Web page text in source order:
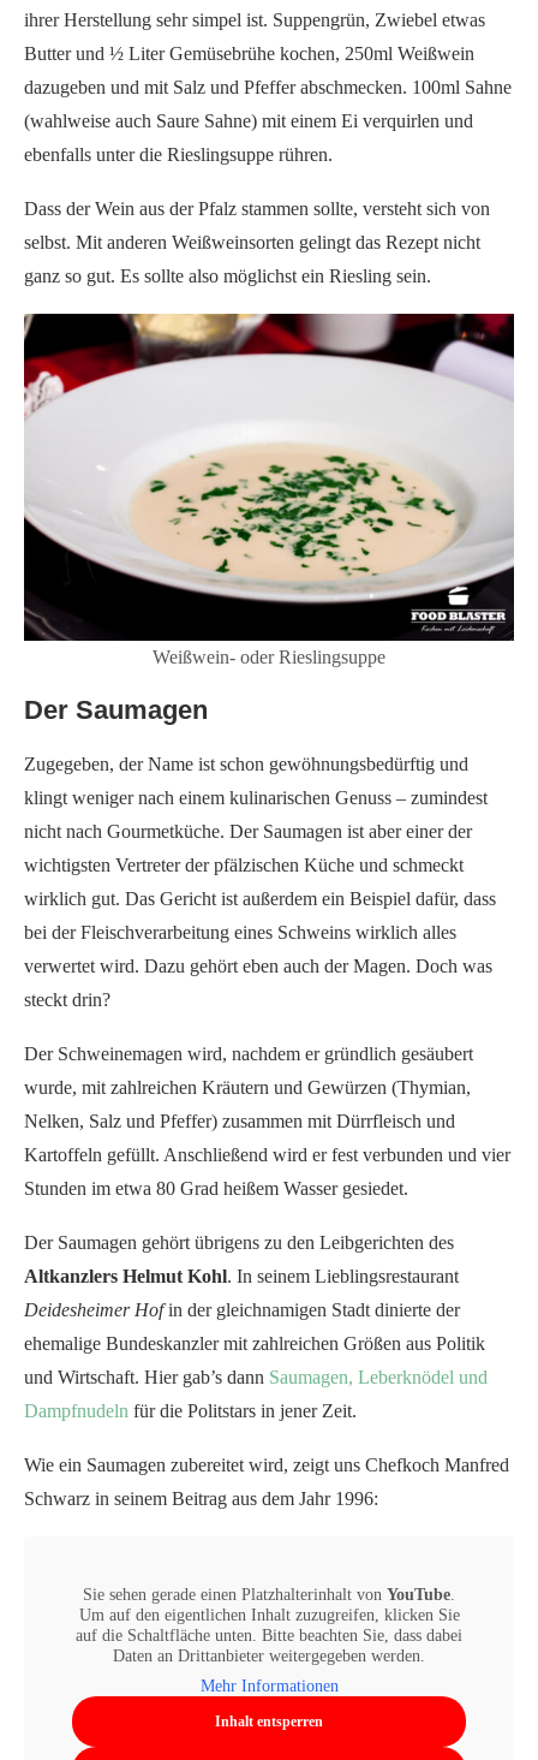
ihrer Herstellung sehr simpel ist. Suppengrün, Zwiebel etwas
Butter und ½ Liter Gemüsebrühe kochen, 250ml Weißwein
dazugeben und mit Salz und Pfeffer abschmecken. 100ml Sahne
(wahlweise auch Saure Sahne) mit einem Ei verquirlen und
ebenfalls unter die Rieslingsuppe rühren.
Dass der Wein aus der Pfalz stammen sollte, versteht sich von
selbst. Mit anderen Weißweinsorten gelingt das Rezept nicht
ganz so gut. Es sollte also möglichst ein Riesling sein.
Weißwein- oder Rieslingsuppe
Der Saumagen
Zugegeben, der Name ist schon gewöhnungsbedürftig und
klingt weniger nach einem kulinarischen Genuss – zumindest
nicht nach Gourmetküche. Der Saumagen ist aber einer der
wichtigsten Vertreter der pfälzischen Küche und schmeckt
wirklich gut. Das Gericht ist außerdem ein Beispiel dafür, dass
bei der Fleischverarbeitung eines Schweins wirklich alles
verwertet wird. Dazu gehört eben auch der Magen. Doch was
steckt drin?
Der Schweinemagen wird, nachdem er gründlich gesäubert
wurde, mit zahlreichen Kräutern und Gewürzen (Thymian,
Nelken, Salz und Pfeffer) zusammen mit Dürrfleisch und
Kartoffeln gefüllt. Anschließend wird er fest verbunden und vier
Stunden im etwa 80 Grad heißem Wasser gesiedet.
Der Saumagen gehört übrigens zu den Leibgerichten des
Altkanzlers Helmut Kohl. In seinem Lieblingsrestaurant
Deidesheimer Hofin der gleichnamigen Stadt dinierte der
ehemalige Bundeskanzler mit zahlreichen Größen aus Politik
und Wirtschaft. Hier gab’s dann Saumagen, Leberknödel und
Dampfnudeln für die Politstars in jener Zeit.
Wie ein Saumagen zubereitet wird, zeigt uns Chefkoch Manfred
Schwarz in seinem Beitrag aus dem Jahr 1996:
Sie sehen gerade einen Platzhalterinhalt von YouTube.
Um auf den eigentlichen Inhalt zuzugreifen, klicken Sie
auf die Schaltfläche unten. Bitte beachten Sie, dass dabei
Daten an Drittanbieter weitergegeben werden.
Mehr Informationen
Inhalt entsperren